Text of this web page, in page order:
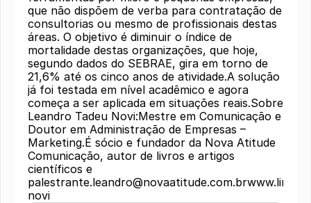
que não dispõem de verba para contratação de
consultorias ou mesmo de profissionais destas
áreas. O objetivo é diminuir o índice de
mortalidade destas organizações, que hoje,
segundo dados do SEBRAE, gira em torno de
21,6% até os cinco anos de atividade.A solução
já foi testada em nível acadêmico e agora
começa a ser aplicada em situações reais.Sobre
Leandro Tadeu Novi:Mestre em Comunicação e
Doutor em Administração de Empresas –
Marketing.É sócio e fundador da Nova Atitude
Comunicação, autor de livros e artigos
científicos e
novi